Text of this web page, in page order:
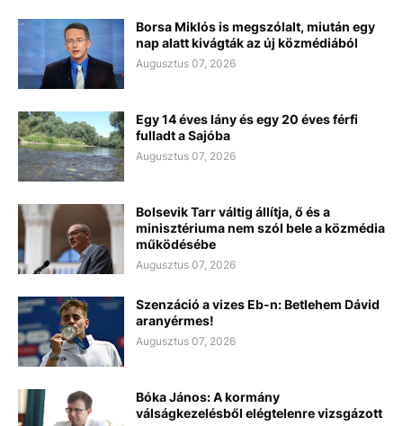
Borsa Miklós is megszólalt, miután egy
nap alatt kivágták az új közmédiából
Augusztus 07, 2026
Egy 14 éves lány és egy 20 éves férfi
fulladt a Sajóba
Augusztus 07, 2026
Bolsevik Tarr váltig állítja, ő és a
minisztériuma nem szól bele a közmédia
működésébe
Augusztus 07, 2026
Szenzáció a vizes Eb-n: Betlehem Dávid
aranyérmes!
Augusztus 07, 2026
Bóka János: A kormány
válságkezelésből elégtelenre vizsgázott